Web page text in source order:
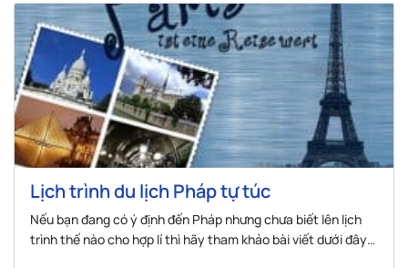
Lịch trình du lịch Pháp tự túc
Nếu bạn đang có ý định đến Pháp nhưng chưa biết lên lịch
trình thế nào cho hợp lí thì hãy tham khảo bài viết dưới đây